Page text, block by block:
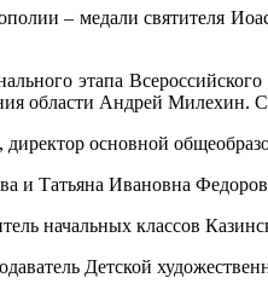
– медали святителя
этапа
области Андрей Милехин.
основной
и Татьяна Ивановна
начальных классов
Детской